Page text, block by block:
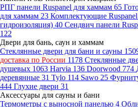
РПГ панели Ruspanel для хаммам 65
для хаммам 23 Комплектующие
гидроизоляция) 40 Сендвич панели
122
Двери для бань, саун и хаммам
Стеклянные двери для бани и сауны
доставка по России 1178 Стеклянные
душевых 1063 Harvia 136 Doorwood 774
деревянные 31 Tylo 114 Sawo 25
444 Глухие двери 31
Аксессуары для сауны и бани
Термометры с выносной панелью 4